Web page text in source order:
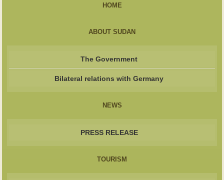
HOME
ABOUT SUDAN
The Government
Bilateral relations with Germany
NEWS
PRESS RELEASE
TOURISM